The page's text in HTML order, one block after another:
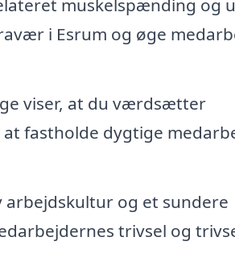
muskelspænding og
i Esrum og øge
viser, at du værdsætter
fastholde dygtige
arbejdskultur og et sundere
trivsel og